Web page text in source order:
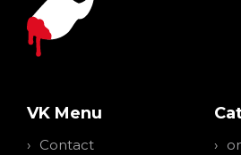
VK Menu
Contact